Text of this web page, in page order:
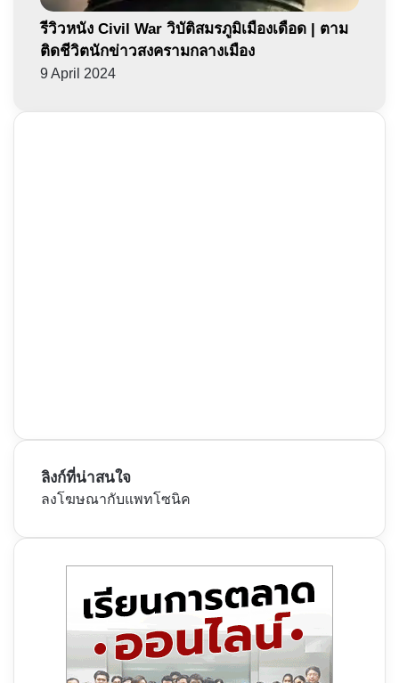
รีวิวหนัง Civil War วิบัติสมรภูมิเมืองเดือด | ตาม
ติดชีวิตนักข่าวสงครามกลางเมือง
9 April 2024
ลิงก์ที่น่าสนใจ
ลงโฆษณากับแพทโซนิค